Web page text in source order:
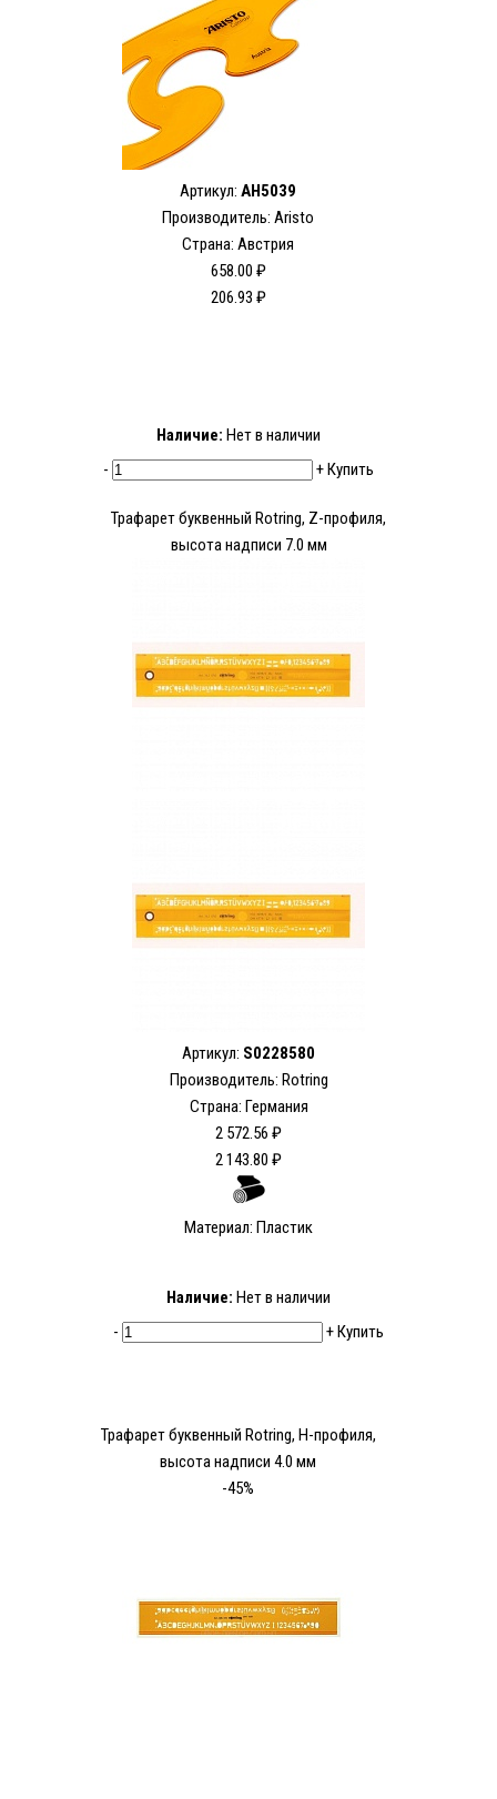
Артикул: AH5039
Производитель: Aristo
Страна: Австрия
658.00 ₽
206.93 ₽
Наличие: Нет в наличии
-
+Купить
Трафарет буквенный Rotring, Z-профиля,
высота надписи 7.0 мм
Артикул: S0228580
Производитель: Rotring
Страна: Германия
2 572.56 ₽
2 143.80 ₽
Материал: Пластик
Наличие: Нет в наличии
-
+Купить
Трафарет буквенный Rotring, Н-профиля,
высота надписи 4.0 мм
-45%